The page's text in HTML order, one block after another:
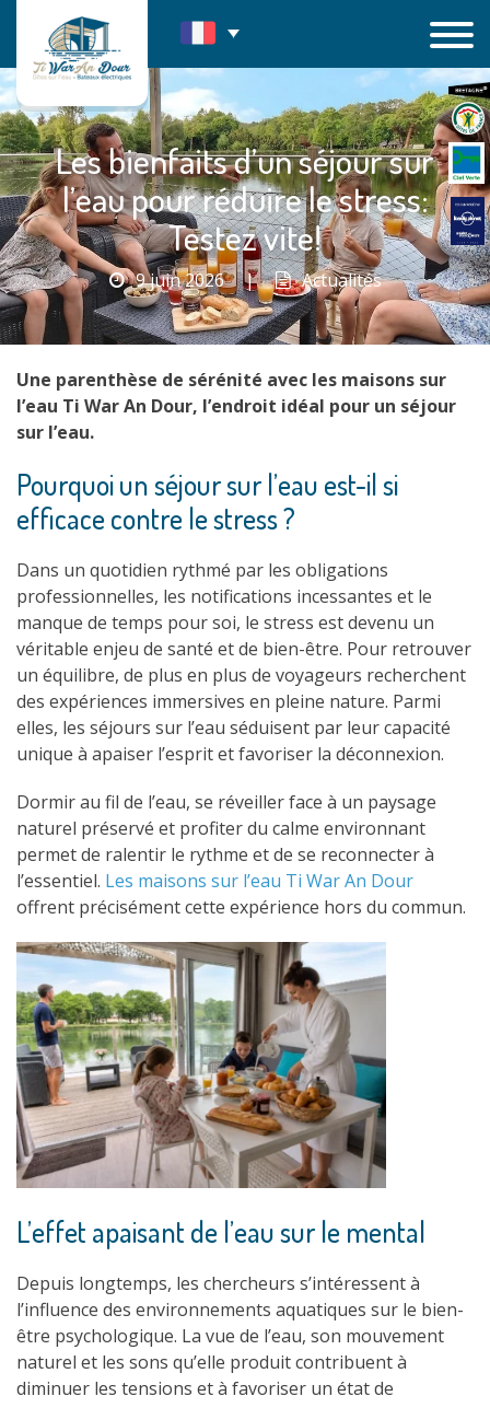
contenu
Les bienfaits d’un séjour sur
l’eau pour réduire le stress:
Testez vite!
9 juin 2026 | Actualités
Une parenthèse de sérénité avec les maisons sur
l’eau Ti War An Dour, l’endroit idéal pour un séjour
sur l’eau.
Pourquoi un séjour sur l’eau est-il si
efficace contre le stress ?
Dans un quotidien rythmé par les obligations
professionnelles, les notifications incessantes et le
manque de temps pour soi, le stress est devenu un
véritable enjeu de santé et de bien-être. Pour retrouver
un équilibre, de plus en plus de voyageurs recherchent
des expériences immersives en pleine nature. Parmi
elles, les séjours sur l’eau séduisent par leur capacité
unique à apaiser l’esprit et favoriser la déconnexion.
Dormir au fil de l’eau, se réveiller face à un paysage
naturel préservé et profiter du calme environnant
permet de ralentir le rythme et de se reconnecter à
l’essentiel. Les maisons sur l’eau Ti War An Dour
offrent précisément cette expérience hors du commun.
L’effet apaisant de l’eau sur le mental
Depuis longtemps, les chercheurs s’intéressent à
l’influence des environnements aquatiques sur le bien-
être psychologique. La vue de l’eau, son mouvement
naturel et les sons qu’elle produit contribuent à
diminuer les tensions et à favoriser un état de